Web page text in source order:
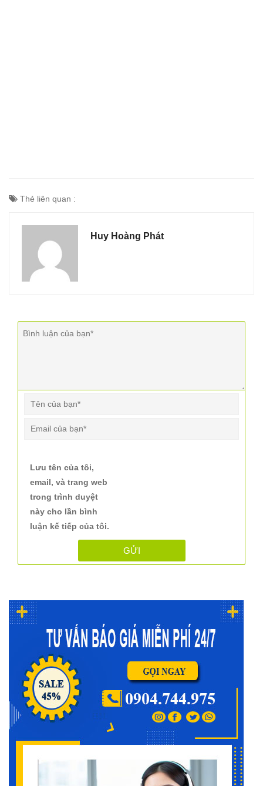
Thẻ liên quan :
Huy Hoàng Phát
Lưu tên của tôi,
email, và trang web
trong trình duyệt
này cho lần bình
luận kế tiếp của tôi.